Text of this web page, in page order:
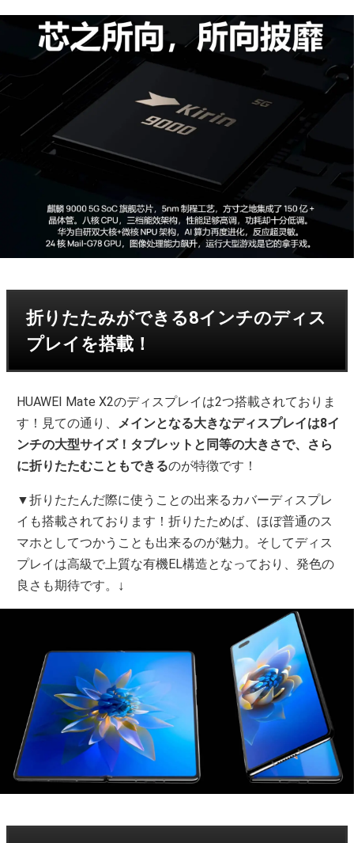
折りたたみができる8インチのディス
プレイを搭載！
HUAWEI Mate X2のディスプレイは2つ搭載されておりま
す！見ての通り、 メインとなる大きなディスプレイは8イ
ンチの大型サイズ！タブレットと同等の大きさで、さら
に折りたたむこともできるのが特徴です！
▼折りたたんだ際に使うことの出来るカバーディスプレ
イも搭載されております！折りたためば、ほぼ普通のス
マホとしてつかうことも出来るのが魅力。そしてディス
プレイは高級で上質な有機EL構造となっており、発色の
良さも期待です。 ↓